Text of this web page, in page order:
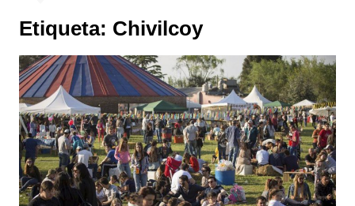
Etiqueta: Chivilcoy